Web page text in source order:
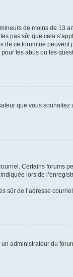
de moins de 13
pas sûr que cela
de ce forum ne peuvent
les abus ou les
que vous souhaitez
Certains forums
lors de
sûr de l’adresse
administrateur du